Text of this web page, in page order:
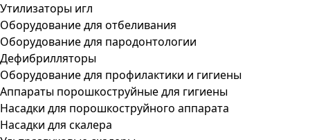
Утилизаторы игл
Оборудование для отбеливания
Оборудование для пародонтологии
Дефибрилляторы
Оборудование для профилактики и гигиены
Аппараты порошкоструйные для гигиены
Насадки для порошкоструйного аппарата
Насадки для скалера